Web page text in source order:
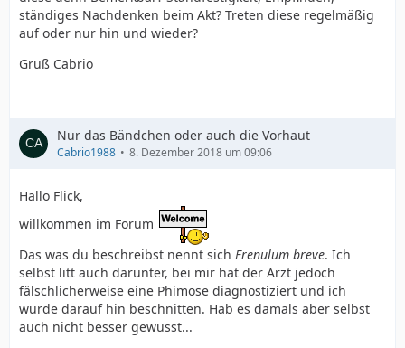
ständiges Nachdenken beim Akt? Treten diese regelmäßig
auf oder nur hin und wieder?
Gruß Cabrio
Nur das Bändchen oder auch die Vorhaut
Cabrio1988 8. Dezember 2018 um 09:06
Hallo Flick,
willkommen im Forum
Das was du beschreibst nennt sich Frenulum breve. Ich
selbst litt auch darunter, bei mir hat der Arzt jedoch
fälschlicherweise eine Phimose diagnostiziert und ich
wurde darauf hin beschnitten. Hab es damals aber selbst
auch nicht besser gewusst...